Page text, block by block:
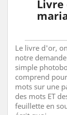
Le livre d'or,
notre
simple
comprend
mots sur une
des mots ET
feuillette en